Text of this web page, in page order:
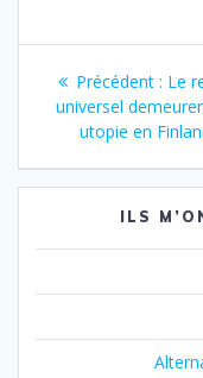
Navigation
de
l’article
Précédent :
:
Le
universel
utopie en
ILS